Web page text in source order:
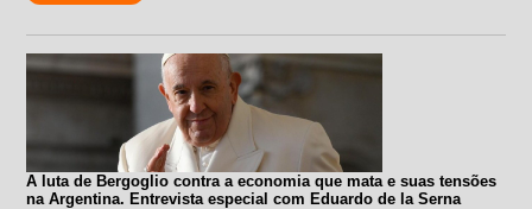
A luta de Bergoglio contra a economia que mata e suas tensões
na Argentina. Entrevista especial com Eduardo de la Serna